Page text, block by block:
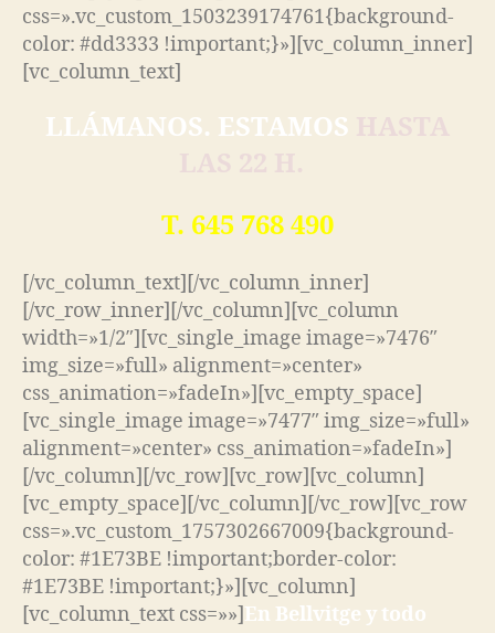
css=».vc_custom_1503239174761{background-
color: #dd3333 !important;}»][vc_column_inner]
[vc_column_text]
LLÁMANOS. ESTAMOS
T. 645 768 490
[/vc_column_text][/vc_column_inner]
[/vc_row_inner][/vc_column][vc_column
width=»1/2″][vc_single_image image=»7476″
img_size=»full» alignment=»center»
css_animation=»fadeIn»][vc_empty_space]
[vc_single_image image=»7477″ img_size=»full»
alignment=»center» css_animation=»fadeIn»]
[/vc_column][/vc_row][vc_row][vc_column]
[vc_empty_space][/vc_column][/vc_row][vc_row
css=».vc_custom_1757302667009{background-
color: #1E73BE !important;border-color:
#1E73BE !important;}»][vc_column]
[vc_column_text css=»»]En Bellvitge y todo